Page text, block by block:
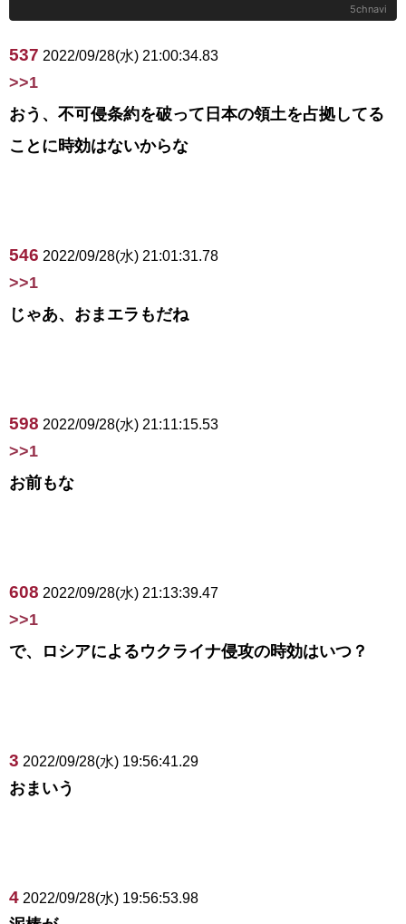
5chnavi
537 2022/09/28(水) 21:00:34.83
>>1
おう、不可侵条約を破って日本の領土を占拠してる
ことに時効はないからな
546 2022/09/28(水) 21:01:31.78
>>1
じゃあ、おまエラもだね
598 2022/09/28(水) 21:11:15.53
>>1
お前もな
608 2022/09/28(水) 21:13:39.47
>>1
で、ロシアによるウクライナ侵攻の時効はいつ？
3 2022/09/28(水) 19:56:41.29
おまいう
4 2022/09/28(水) 19:56:53.98